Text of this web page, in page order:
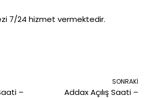
7/24 hizmet vermektedir.
–
SONRAKI
Addax Açılış Saati –